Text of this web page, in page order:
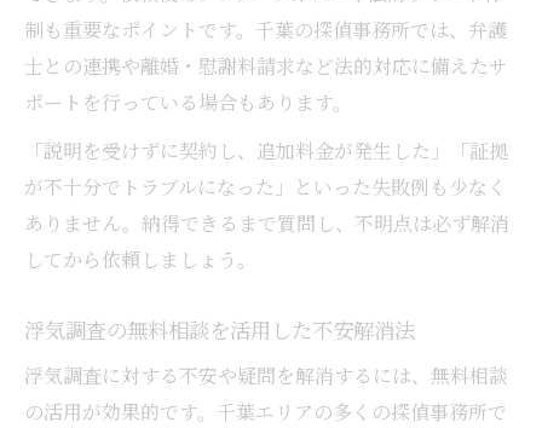
制も重要なポイントです。千葉の探偵事務所では、弁護
士との連携や離婚・慰謝料請求など法的対応に備えたサ
ポートを行っている場合もあります。
「説明を受けずに契約し、追加料金が発生した」「証拠
が不十分でトラブルになった」といった失敗例も少なく
ありません。納得できるまで質問し、不明点は必ず解消
してから依頼しましょう。
浮気調査の無料相談を活用した不安解消法
浮気調査に対する不安や疑問を解消するには、無料相談
の活用が効果的です。千葉エリアの多くの探偵事務所で